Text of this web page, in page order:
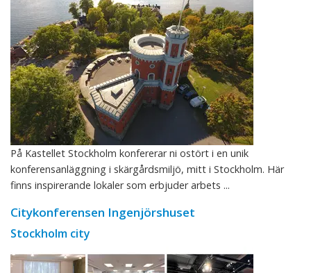
På Kastellet Stockholm konfererar ni ostört i en unik
konferensanläggning i skärgårdsmiljö, mitt i Stockholm. Här
finns inspirerande lokaler som erbjuder arbets ...
Citykonferensen Ingenjörshuset
Stockholm city